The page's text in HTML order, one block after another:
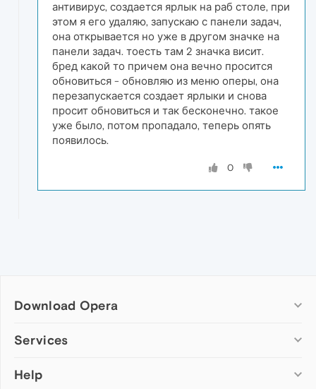
антивирус, создается ярлык на раб столе, при
этом я его удаляю, запускаю с панели задач,
она открывается но уже в другом значке на
панели задач. тоесть там 2 значка висит.
бред какой то причем она вечно просится
обновиться - обновляю из меню оперы, она
перезапускается создает ярлыки и снова
просит обновиться и так бесконечно. такое
уже было, потом пропадало, теперь опять
появилось.
0
Download Opera
Computer browsers
Opera for Mac
Services
Add-ons
Help